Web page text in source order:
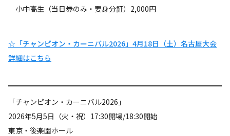
小中高生（当日券のみ・要身分証）2,000円
☆「チャンピオン・カーニバル2026」4月18日（土）名古屋大会
詳細はこちら
「チャンピオン・カーニバル2026」
2026年5月5日（火・祝）17:30開場/18:30開始
東京・後楽園ホール